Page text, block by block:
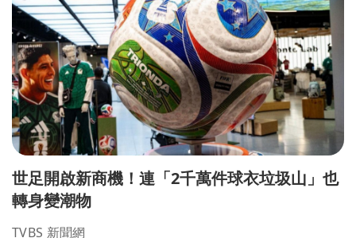
世足開啟新商機！連「2千萬件球衣垃圾山」也
轉身變潮物
TVBS 新聞網